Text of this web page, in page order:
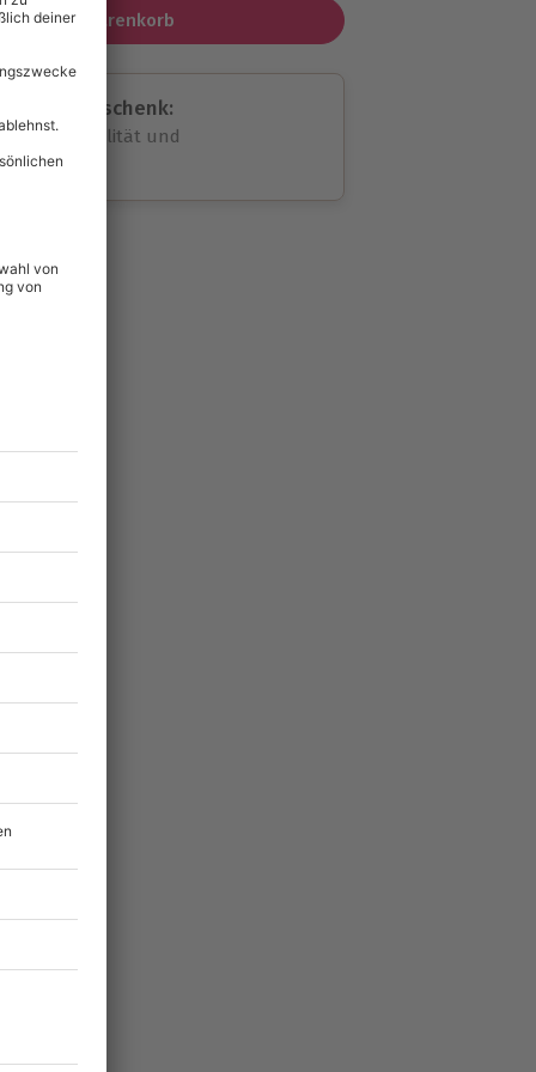
In den Warenkorb
Geschenk:
volle Flexibilität und
für alle Erlebnisse